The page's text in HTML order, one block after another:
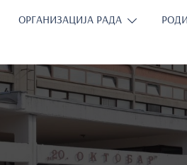
ОРГАНИЗАЦИЈА РАДА